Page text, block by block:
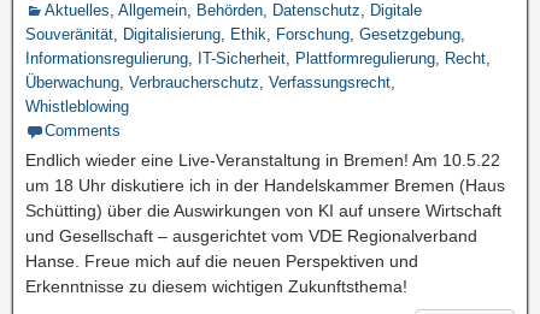
Aktuelles, Allgemein, Behörden, Datenschutz, Digitale
Souveränität, Digitalisierung, Ethik, Forschung, Gesetzgebung,
Informationsregulierung, IT-Sicherheit, Plattformregulierung, Recht,
Überwachung, Verbraucherschutz, Verfassungsrecht,
Whistleblowing
Comments
Endlich wieder eine Live-Veranstaltung in Bremen! Am 10.5.22
um 18 Uhr diskutiere ich in der Handelskammer Bremen (Haus
Schütting) über die Auswirkungen von KI auf unsere Wirtschaft
und Gesellschaft – ausgerichtet vom VDE Regionalverband
Hanse. Freue mich auf die neuen Perspektiven und
Erkenntnisse zu diesem wichtigen Zukunftsthema!